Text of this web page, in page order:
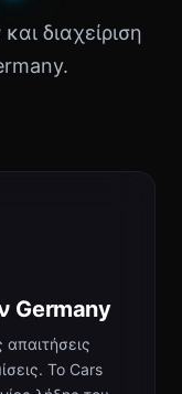
διαχείριση
Germany
απαιτήσεις
Το Cars